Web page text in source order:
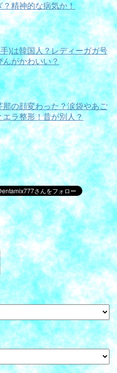
？精神的な病気か！
)は韓国人？レディーガガ号
んがかわいい？
那の顔変わった？涙袋やあご
エラ整形！昔が別人？